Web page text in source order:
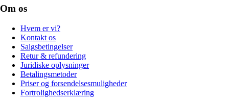
Om os
Hvem er vi?
Kontakt os
Salgsbetingelser
Retur & refundering
Juridiske oplysninger
Betalingsmetoder
Priser og forsendelsesmuligheder
Fortrolighedserklæring